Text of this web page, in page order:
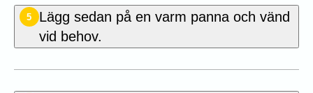
5
Lägg sedan på en varm panna och vänd
vid behov.